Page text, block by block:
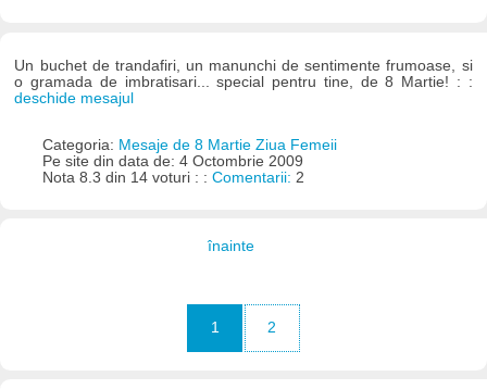
Un buchet de trandafiri, un manunchi de sentimente frumoase, si
o gramada de imbratisari... special pentru tine, de 8 Martie! : :
deschide mesajul
Categoria: Mesaje de 8 Martie Ziua Femeii
Pe site din data de: 4 Octombrie 2009
Nota 8.3 din 14 voturi : : Comentarii: 2
înainte
1 2